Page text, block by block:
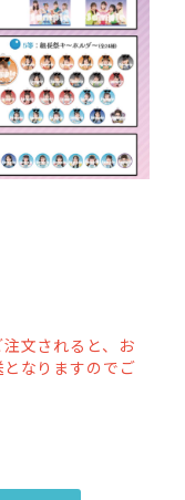
文されると、お
なりますのでご